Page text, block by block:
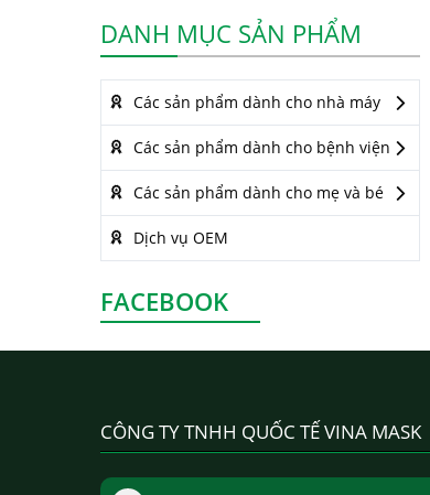
DANH MỤC SẢN PHẨM
Các sản phẩm dành cho nhà máy
Các sản phẩm dành cho bệnh viện
Các sản phẩm dành cho mẹ và bé
Dịch vụ OEM
FACEBOOK
CÔNG TY TNHH QUỐC TẾ VINA MASK